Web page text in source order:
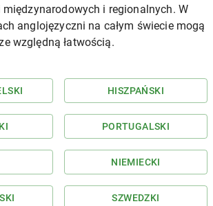
i regionalnych. W
anglojęzyczni na całym świecie mogą
względną łatwością.
HISZPAŃSKI
PORTUGALSKI
NIEMIECKI
SZWEDZKI